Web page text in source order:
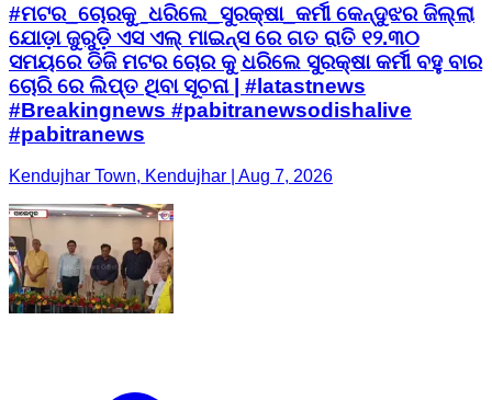
#ମଟର_ଚୋରକୁ_ଧରିଲେ_ସୁରକ୍ଷା_କର୍ମୀ କେନ୍ଦୁଝର ଜିଲ୍ଲା
ଯୋଡ଼ା ଜୁରୁଡ଼ି ଏସ ଏଲ୍ ମାଇନ୍ସ ରେ ଗତ ରାତି ୧୨.୩୦
ସମୟରେ ଡିଜି ମଟର ଚୋର କୁ ଧରିଲେ ସୁରକ୍ଷା କର୍ମୀ ବହୁ ବାର
ଚୋରି ରେ ଲିପ୍ତ ଥିବା ସୂଚନା | #latastnews
#Breakingnews #pabitranewsodishalive
#pabitranews
Kendujhar Town, Kendujhar | Aug 7, 2026